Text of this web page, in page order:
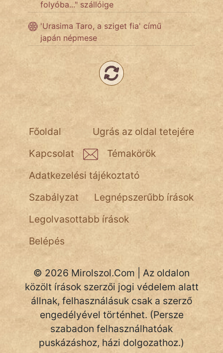
Jób Gedeon
vörös ördög
NapHold
Név nélkül
pszichopati
szegény legény
Hoffer Botond
szemfüles
folyóba..." szállóige
'Urasima Taro, a sziget fia' című
japán népmese
Ugrás az oldal tetejére
Főoldal
Kapcsolat
Témakörök
Adatkezelési tájékoztató
Szabályzat
Legnépszerűbb írások
Legolvasottabb írások
Belépés
© 2026 Mirolszol.Com | Az oldalon
közölt írások szerzői jogi védelem alatt
állnak, felhasználásuk csak a szerző
engedélyével történhet. (Persze
szabadon felhasználhatóak
puskázáshoz, házi dolgozathoz.)